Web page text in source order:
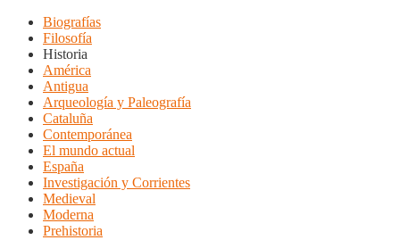
Biografías
Filosofía
Historia
América
Antigua
Arqueología y Paleografía
Cataluña
Contemporánea
El mundo actual
España
Investigación y Corrientes
Medieval
Moderna
Prehistoria